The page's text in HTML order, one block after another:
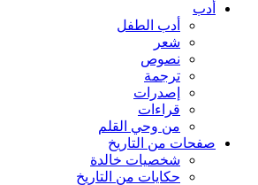
أدب
أدب الطفل
شعر
نصوص
ترجمة
إصدرات
قراءات
من وحي القلم
صفحات من التاريخ
شخصيات خالدة
حكايات من التاريخ